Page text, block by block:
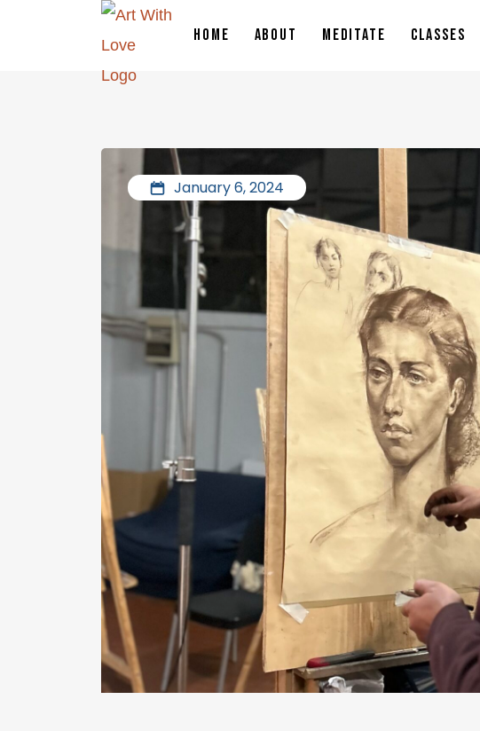
HOME ABOUT MEDITATE CLASSES
January 6, 2024